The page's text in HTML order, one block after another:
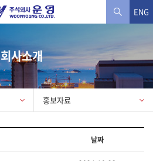
ENG
회사소개
홍보자료
날짜